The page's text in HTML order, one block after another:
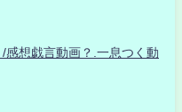
想戯言動画？.一息つく動